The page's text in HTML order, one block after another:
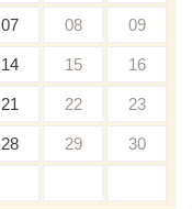
07 08 09
14 15 16
21 22 23
28 29 30